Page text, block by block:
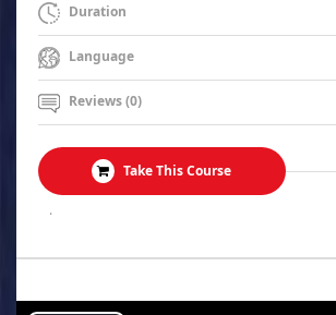
Duration
Language
Reviews (0)
Take This Course
.